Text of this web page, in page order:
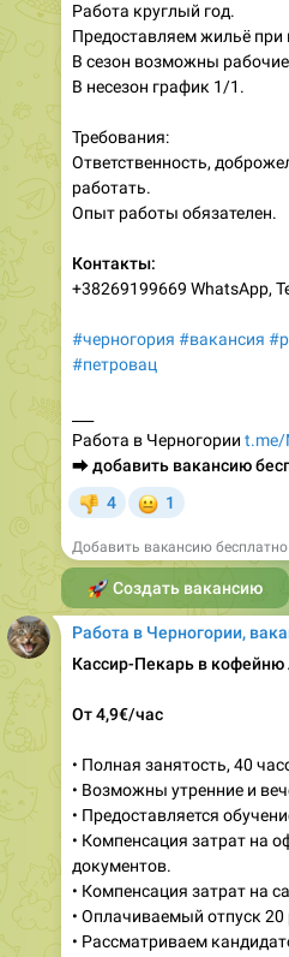
Работа круглый год.
Предоставляем жильё при
В сезон возможны
В несезон график 1/1.
Требования:
Ответственность,
работать.
Опыт работы обязателен.
Контакты:
+38269199669 WhatsApp,
#черногория #вакансия
#петровац
Работа в Черногории t.me/
⮕добавить вакансию
4 1
Добавить вакансию
Создать вакансию
Работа в Черногории,
Кассир-Пекарь в кофейню
От 4,9€/час
• Полная занятость, 40
• Возможны утренние и
• Предоставляется
• Компенсация затрат на
документов.
• Компенсация затрат на
• Оплачиваемый отпуск 20
• Рассматриваем